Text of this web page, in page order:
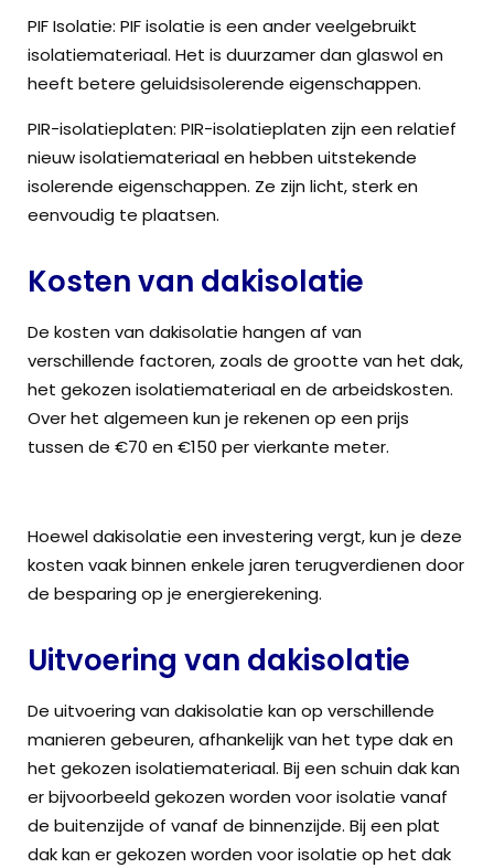
PIF Isolatie: PIF isolatie is een ander veelgebruikt
isolatiemateriaal. Het is duurzamer dan glaswol en
heeft betere geluidsisolerende eigenschappen.
PIR-isolatieplaten: PIR-isolatieplaten zijn een relatief
nieuw isolatiemateriaal en hebben uitstekende
isolerende eigenschappen. Ze zijn licht, sterk en
eenvoudig te plaatsen.
Kosten van dakisolatie
De kosten van dakisolatie hangen af van
verschillende factoren, zoals de grootte van het dak,
het gekozen isolatiemateriaal en de arbeidskosten.
Over het algemeen kun je rekenen op een prijs
tussen de €70 en €150 per vierkante meter.
Hoewel dakisolatie een investering vergt, kun je deze
kosten vaak binnen enkele jaren terugverdienen door
de besparing op je energierekening.
Uitvoering van dakisolatie
De uitvoering van dakisolatie kan op verschillende
manieren gebeuren, afhankelijk van het type dak en
het gekozen isolatiemateriaal. Bij een schuin dak kan
er bijvoorbeeld gekozen worden voor isolatie vanaf
de buitenzijde of vanaf de binnenzijde. Bij een plat
dak kan er gekozen worden voor isolatie op het dak